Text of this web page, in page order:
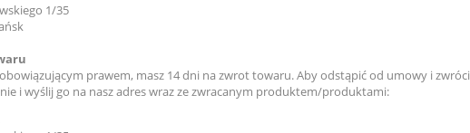
1/35
prawem, masz 14 dni na zwrot towaru. Aby odstąpić od umowy i
i wyślij go na nasz adres wraz ze zwracanym produktem/produktami: